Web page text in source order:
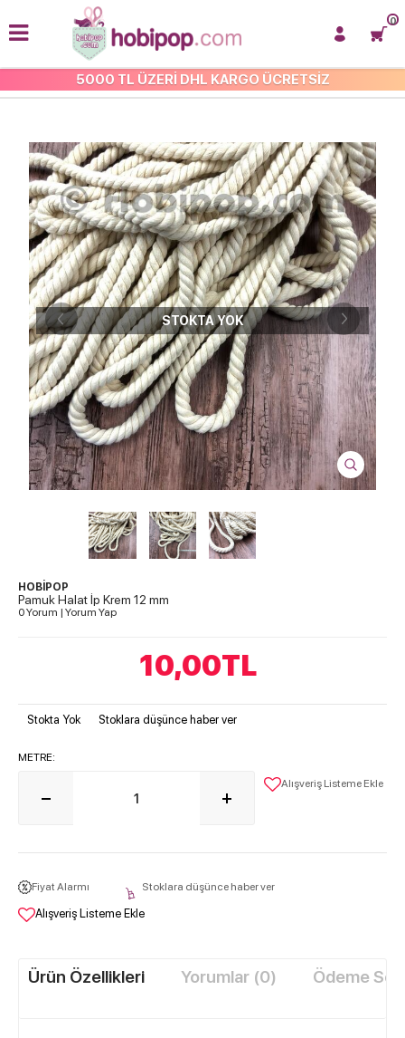
5000 TL ÜZERİ DHL KARGO ÜCRETSİZ
0
PAMUK HALAT VE JÜT HALAT
STOKTA YOK
HOBİPOP
Pamuk Halat İp Krem 12 mm
0 Yorum | Yorum Yap
10,00TL
Stokta Yok Stoklara düşünce haber ver
METRE:
Alışveriş Listeme Ekle
Fiyat Alarmı Stoklara düşünce haber ver
Alışveriş Listeme Ekle
Ürün Özellikleri Yorumlar (0) Ödeme